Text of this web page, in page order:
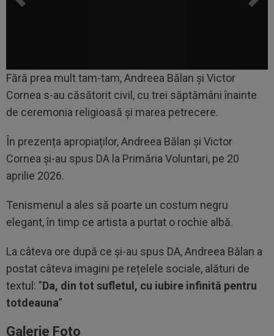
Fără prea mult tam-tam, Andreea Bălan și Victor
Cornea s-au căsătorit civil, cu trei săptămâni înainte
de ceremonia religioasă și marea petrecere.
În prezența apropiaților, Andreea Bălan și Victor
Cornea și-au spus DA la Primăria Voluntari, pe 20
aprilie 2026.
Tenismenul a ales să poarte un costum negru
elegant, în timp ce artista a purtat o rochie albă.
La câteva ore după ce și-au spus DA, Andreea Bălan a
postat câteva imagini pe rețelele sociale, alături de
textul: ”Da, din tot sufletul, cu iubire infinită pentru
totdeauna”
Galerie Foto